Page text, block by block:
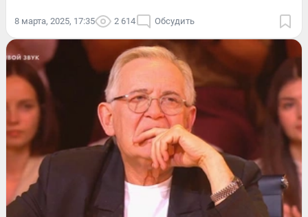
8 марта, 2025, 17:35 2 614 Обсудить